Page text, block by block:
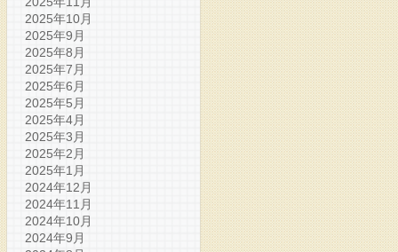
2025年10月
2025年9月
2025年8月
2025年7月
2025年6月
2025年5月
2025年4月
2025年3月
2025年2月
2025年1月
2024年12月
2024年11月
2024年10月
2024年9月